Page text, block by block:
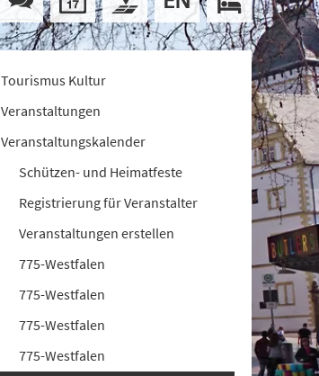
Tourismus Kultur
Veranstaltungen
Veranstaltungskalender
Schützen- und Heimatfeste
Registrierung für Veranstalter
Veranstaltungen erstellen
775-Westfalen
775-Westfalen
775-Westfalen
775-Westfalen